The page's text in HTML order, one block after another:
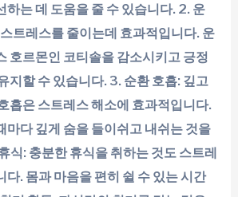
하는 데 도움을 줄 수 있습니다. 2. 운
트레스를 줄이는데 효과적입니다. 운
호르몬인 코티솔을 감소시키고 긍정
지할 수 있습니다. 3. 순환 호흡: 깊고
흡은 스트레스 해소에 효과적입니다.
마다 깊게 숨을 들이쉬고 내쉬는 것을
식: 충분한 휴식을 취하는 것도 스트레
다. 몸과 마음을 편히 쉴 수 있는 시간